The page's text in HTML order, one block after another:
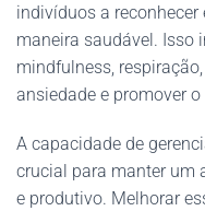
indivíduos a reconhecer
maneira saudável. Isso
mindfulness,
ansiedade e promover
A capacidade de
crucial para manter um
e produtivo. Melhorar